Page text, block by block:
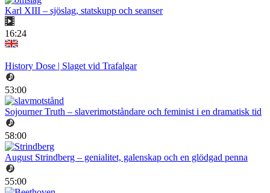
Karl XIII – sjöslag, statskupp och seanser
16:24
History Dose | Slaget vid Trafalgar
53:00
Sojourner Truth – slaverimotståndare och feminist i en dramatisk tid
58:00
August Strindberg – genialitet, galenskap och en glödgad penna
55:00